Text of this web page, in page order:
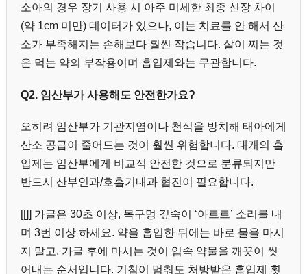
소아의 경우 장기 사용 시 아주 미세한 최종 신장 차이
(약 1cm 미만) 데이터가 있으나, 이는 치료를 안 해서 산
소가 부족해지는 손해보다 훨씬 작습니다. 살이 찌는 것
은 먹는 약의 부작용이며 흡입제와는 무관합니다.
Q2. 임산부가 사용해도 안전한가요?
오히려 임산부가 기관지염이나 천식을 방치해 태아에게
산소 공급이 줄어드는 것이 훨씬 위험합니다. 대개의 흡
입제는 임산부에게 비교적 안전한 것으로 분류되지만
반드시 산부인과/호흡기내과 협진이 필요합니다.
[[]] 가글은 30초 이상, 목구멍 깊숙이 ‘아르르’ 소리를 내
며 3번 이상 하세요. 약을 흡입한 뒤에는 바로 물을 마시
지 말고, 가글 후에 마시는 것이 입속 약물을 깨끗이 씻
어내는 순서입니다. 기침이 멈춰도 처방받은 흡입제 횟